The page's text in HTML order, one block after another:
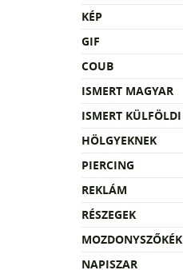
KÉP
GIF
COUB
ISMERT MAGYAR
ISMERT KÜLFÖLDI
HÖLGYEKNEK
PIERCING
REKLÁM
RÉSZEGEK
MOZDONYSZŐKÉK
NAPISZAR